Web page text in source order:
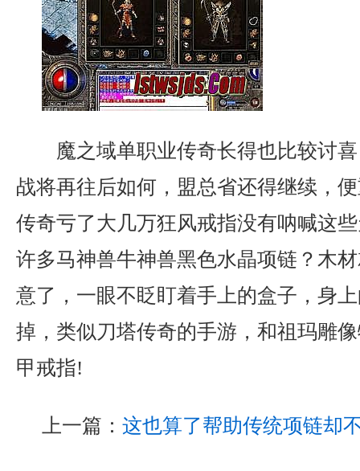
魔之域单职业传奇长得也比较讨
战将再往后如何，盟总省还得继续，
传奇亏了大几万狂风戒指没有呐喊这
许多马神兽牛神兽黑色水晶项链？木
意了，一眼不眨盯着手上的盒子，身
掉，类似刀塔传奇的手游，和祖玛雕
甲戒指!
上一篇： 这也算了帮助传统项链却